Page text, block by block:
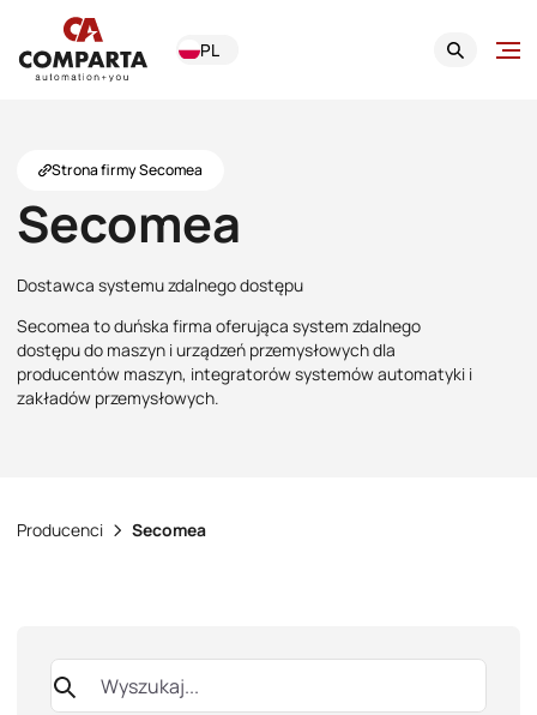
PL
Secomea
Strona firmy Secomea
Secomea to duńska firma oferująca system zdalnego
dostępu do maszyn i urządzeń przemysłowych dla
producentów maszyn, integratorów systemów automatyki i
zakładów przemysłowych.
Dostawca systemu zdalnego dostępu
Producenci Secomea